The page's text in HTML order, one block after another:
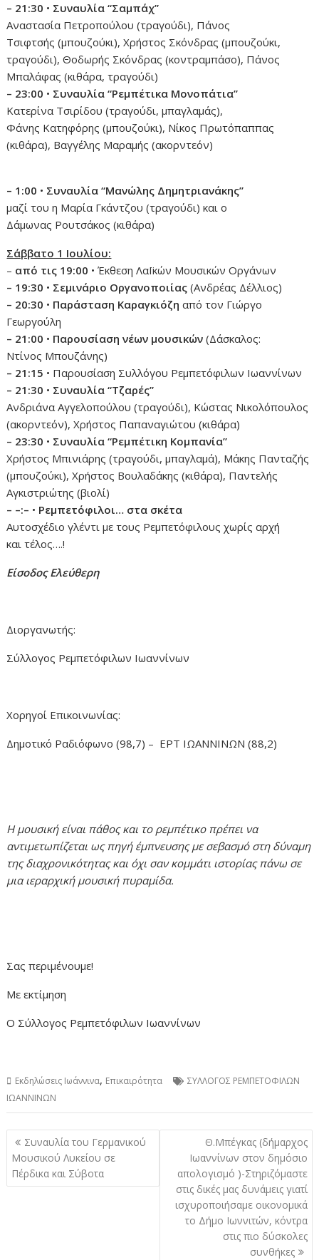
– 21:30 • Συναυλία “Σαμπάχ”
Αναστασία Πετροπούλου (τραγούδι), Πάνος
Τσιφτσής (μπουζούκι), Χρήστος Σκόνδρας (μπουζούκι,
τραγούδι), Θοδωρής Σκόνδρας (κοντραμπάσο), Πάνος
Μπαλάφας (κιθάρα, τραγούδι)
– 23:00 • Συναυλία “Ρεμπέτικα Μονοπάτια”
Κατερίνα Τσιρίδου (τραγούδι, μπαγλαμάς),
Φάνης Κατηφόρης (μπουζούκι), Νίκος Πρωτόπαππας
(κιθάρα), Βαγγέλης Μαραμής (ακορντεόν)
– 1:00 • Συναυλία “Μανώλης Δημητριανάκης”
μαζί του η Μαρία Γκάντζου (τραγούδι) και ο
Δάμωνας Ρουτσάκος (κιθάρα)
Σάββατο 1 Ιουλίου:
– από τις 19:00 • Έκθεση ΛαΪκών Μουσικών Οργάνων
– 19:30 • Σεμινάριο Οργανοποιίας (Ανδρέας Δέλλιος)
– 20:30 • Παράσταση Καραγκιόζη από τον Γιώργο
Γεωργούλη
– 21:00 • Παρουσίαση νέων μουσικών(Δάσκαλος:
Ντίνος Μπουζάνης)
– 21:15 • Παρουσίαση Συλλόγου Ρεμπετόφιλων Ιωαννίνων
– 21:30 • Συναυλία “Τζαρές”
Ανδριάνα Αγγελοπούλου (τραγούδι), Κώστας Νικολόπουλος
(ακορντεόν), Χρήστος Παπαναγιώτου (κιθάρα)
– 23:30 • Συναυλία “Ρεμπέτικη Κομπανία”
Χρήστος Μπινιάρης (τραγούδι, μπαγλαμά), Μάκης Πανταζής
(μπουζούκι), Χρήστος Βουλαδάκης (κιθάρα), Παντελής
Αγκιστριώτης (βιολί)
– –:– • Ρεμπετόφιλοι… στα σκέτα
Αυτοσχέδιο γλέντι με τους Ρεμπετόφιλους χωρίς αρχή
και τέλος….!
Είσοδος Ελεύθερη
Διοργανωτής:
Σύλλογος Ρεμπετόφιλων Ιωαννίνων
Χορηγοί Επικοινωνίας:
Δημοτικό Ραδιόφωνο (98,7) – ΕΡΤ ΙΩΑΝΝΙΝΩΝ (88,2)
Η μουσική είναι πάθος και το ρεμπέτικο πρέπει να
αντιμετωπίζεται ως πηγή έμπνευσης με σεβασμό στη δύναμη
της διαχρονικότητας και όχι σαν κομμάτι ιστορίας πάνω σε
μια ιεραρχική μουσική πυραμίδα.
Σας περιμένουμε!
Με εκτίμηση
Ο Σύλλογος Ρεμπετόφιλων Ιωαννίνων
Εκδηλώσεις Ιωάννινα, Επικαιρότητα
ΣΥΛΛΟΓΟΣ ΡΕΜΠΕΤΟΦΙΛΩΝ
ΙΩΑΝΝΙΝΩΝ
Πλοήγηση
άρθρων
Συναυλία του Γερμανικού
Μουσικού Λυκείου σε
Πέρδικα και Σύβοτα
Θ.Μπέγκας (δήμαρχος
Ιωαννίνων στον δημόσιο
απολογισμό )-Στηριζόμαστε
στις δικές μας δυνάμεις γιατί
ισχυροποιήσαμε οικονομικά
το Δήμο Ιωννιτών, κόντρα
στις πιο δύσκολες
συνθήκες